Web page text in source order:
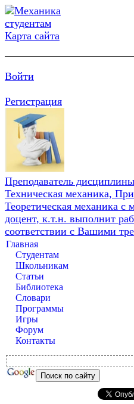
Карта сайта
Войти
Регистрация
Преподаватель
Техническая механика,
Теоретическая механика с
доцент, к.т.н. выполнит
соответствии с Вашими
Главная
Студентам
Школьникам
Статьи
Библиотека
Словари
Программы
Игры
Форум
Контакты